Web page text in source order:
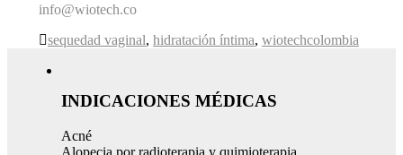
info@wiotech.co
sequedad vaginal, hidratación íntima, wiotechcolombia
INDICACIONES MÉDICAS
Acné
Alopecia por radioterapia y quimioterapia